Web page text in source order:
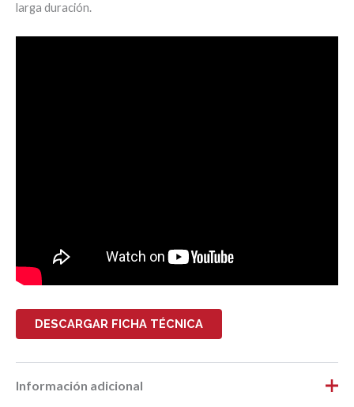
larga duración.
DESCARGAR FICHA TÉCNICA
Información adicional